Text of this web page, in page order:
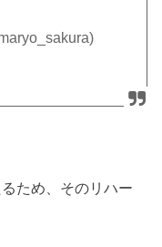
ため、そのリハー